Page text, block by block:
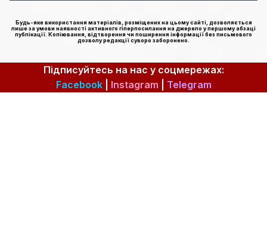
Будь-яке використання матеріалів, розміщених на цьому сайті, дозволяється
лише за умови наявності активного гіперпосилання на джерело у першому абзаці
публікації. Копіювання, відтворення чи поширення інформації без письмового
дозволу редакції суворо заборонено.
Підписуйтесь на нас у соцмережах:
Facebook| Instagram Telegram